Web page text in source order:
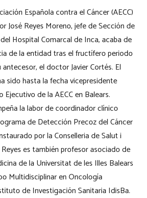
Española contra el Cáncer (AECC)
José Reyes Moreno, jefe de Sección de
Hospital Comarcal de Inca, acaba de
de la entidad tras el fructífero periodo
el doctor Javier Cortés. El
sido hasta la fecha vicepresidente
de la AECC en Balears.
la labor de coordinador clínico
de Detección Precoz del Cáncer
por la Conselleria de Salut i
es también profesor asociado de
de la Universitat de les Illes Balears
Multidisciplinar en Oncología
de Investigación Sanitaria IdisBa.